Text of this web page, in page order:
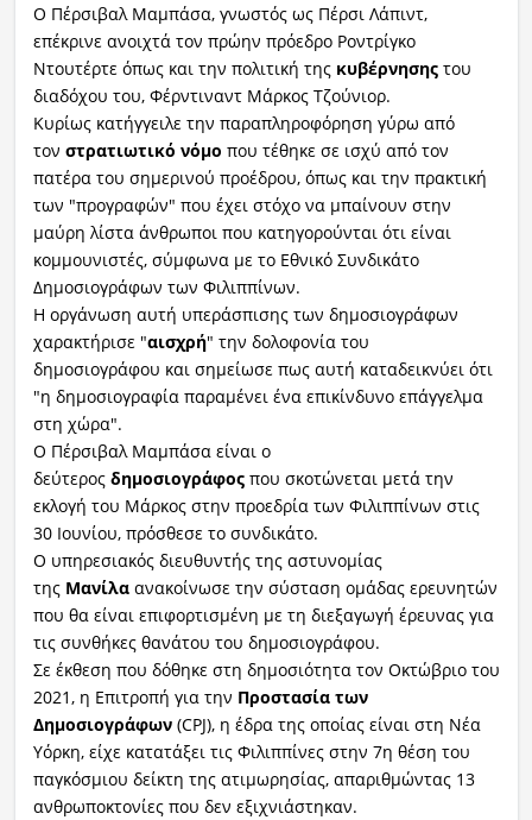
Ο Πέρσιβαλ Μαμπάσα, γνωστός ως Πέρσι Λάπιντ,
επέκρινε ανοιχτά τον πρώην πρόεδρο Ροντρίγκο
Ντουτέρτε όπως και την πολιτική της κυβέρνησηςτου
διαδόχου του, Φέρντιναντ Μάρκος Τζούνιορ.
Κυρίως κατήγγειλε την παραπληροφόρηση γύρω από
τον στρατιωτικό νόμο που τέθηκε σε ισχύ από τον
πατέρα του σημερινού προέδρου, όπως και την πρακτική
των "προγραφών" που έχει στόχο να μπαίνουν στην
μαύρη λίστα άνθρωποι που κατηγορούνται ότι είναι
κομμουνιστές, σύμφωνα με το Εθνικό Συνδικάτο
Δημοσιογράφων των Φιλιππίνων.
Η οργάνωση αυτή υπεράσπισης των δημοσιογράφων
χαρακτήρισε "αισχρή" την δολοφονία του
δημοσιογράφου και σημείωσε πως αυτή καταδεικνύει ότι
"η δημοσιογραφία παραμένει ένα επικίνδυνο επάγγελμα
στη χώρα".
Ο Πέρσιβαλ Μαμπάσα είναι ο
δεύτερος δημοσιογράφοςπου σκοτώνεται μετά την
εκλογή του Μάρκος στην προεδρία των Φιλιππίνων στις
30 Ιουνίου, πρόσθεσε το συνδικάτο.
Ο υπηρεσιακός διευθυντής της αστυνομίας
της Μανίλαανακοίνωσε την σύσταση ομάδας ερευνητών
που θα είναι επιφορτισμένη με τη διεξαγωγή έρευνας για
τις συνθήκες θανάτου του δημοσιογράφου.
Σε έκθεση που δόθηκε στη δημοσιότητα τον Οκτώβριο του
2021, η Επιτροπή για την Προστασία των
Δημοσιογράφων(CPJ), η έδρα της οποίας είναι στη Νέα
Υόρκη, είχε κατατάξει τις Φιλιππίνες στην 7η θέση του
παγκόσμιου δείκτη της ατιμωρησίας, απαριθμώντας 13
ανθρωποκτονίες που δεν εξιχνιάστηκαν.